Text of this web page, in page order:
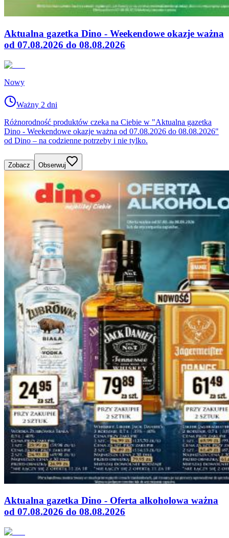
Aktualna gazetka Dino - Weekendowe okazje ważna
od 07.08.2026 do 08.08.2026
Nowy
Ważny 2 dni
Różnorodność produktów czeka na Ciebie w "Aktualna gazetka
Dino - Weekendowe okazje ważna od 07.08.2026 do 08.08.2026"
od Dino – na codzienne potrzeby i nie tylko.
Zobacz Obserwuj
Aktualna gazetka Dino - Oferta alkoholowa ważna
od 07.08.2026 do 08.08.2026